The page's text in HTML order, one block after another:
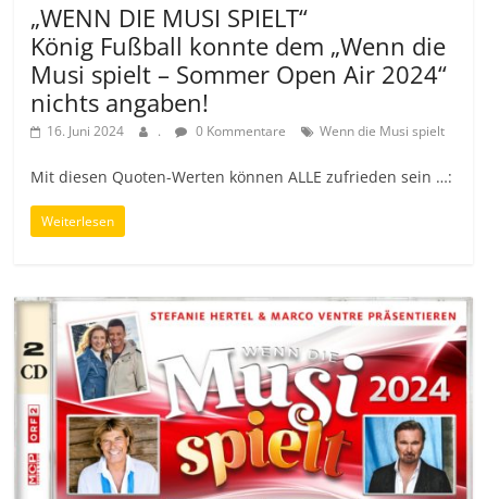
„WENN DIE MUSI SPIELT“
König Fußball konnte dem „Wenn die
Musi spielt – Sommer Open Air 2024“
nichts angaben!
16. Juni 2024 . 0 Kommentare Wenn die Musi spielt
Mit diesen Quoten-Werten können ALLE zufrieden sein …:
Weiterlesen